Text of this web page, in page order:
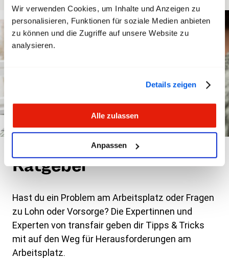
Wir verwenden Cookies, um Inhalte und Anzeigen zu
personalisieren, Funktionen für soziale Medien anbieten
zu können und die Zugriffe auf unsere Website zu
analysieren.
Details zeigen
Alle zulassen
Anpassen
Ratgeber
Hast du ein Problem am Arbeitsplatz oder Fragen
zu Lohn oder Vorsorge? Die Expertinnen und
Experten von transfair geben dir Tipps & Tricks
mit auf den Weg für Herausforderungen am
Arbeitsplatz.